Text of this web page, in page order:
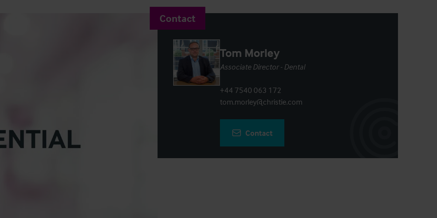
Contact
Tom Morley
Associate Director - Dental
+44 7540 063 172
tom.morley@christie.com
Contact